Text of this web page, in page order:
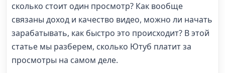
сколько стоит один просмотр? Как вообще
связаны доход и качество видео, можно ли начать
зарабатывать, как быстро это происходит? В этой
статье мы разберем, сколько Ютуб платит за
просмотры на самом деле.